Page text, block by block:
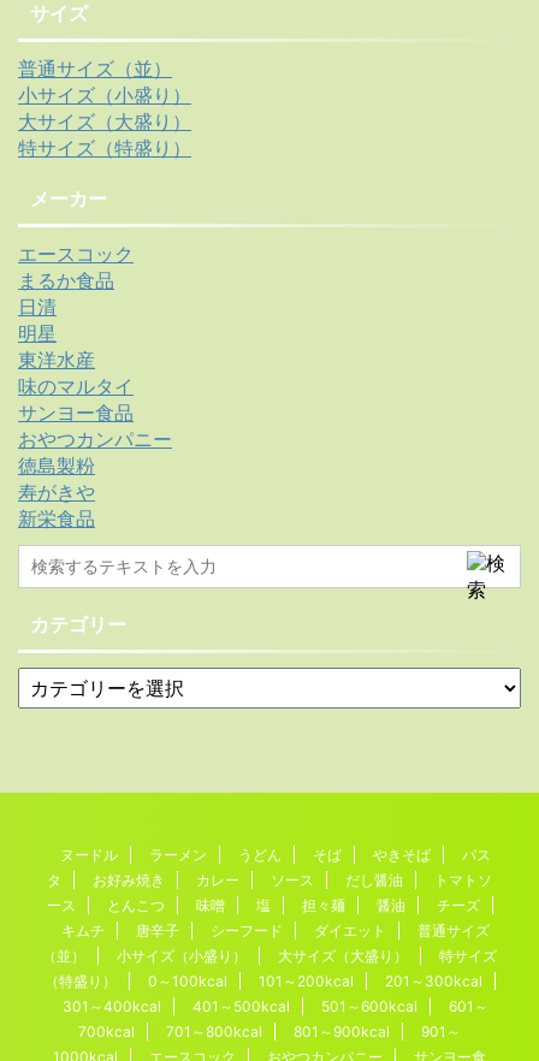
サイズ
普通サイズ（並）
小サイズ（小盛り）
大サイズ（大盛り）
特サイズ（特盛り）
メーカー
エースコック
まるか食品
日清
明星
東洋水産
味のマルタイ
サンヨー食品
おやつカンパニー
徳島製粉
寿がきや
新栄食品
カテゴリー
ヌードル ラーメン うどん そば やきそば
パス
タ
お好み焼き カレー ソース だし醤油
トマトソ
ース
とんこつ 味噌 塩 担々麺 醤油
チーズ
キムチ
唐辛子 シーフード ダイエット
普通サイズ
（並）
小サイズ（小盛り） 大サイズ（大盛り）
特サイズ
（特盛り）
0～100kcal 101～200kcal
201～300kcal
301～400kcal
401～500kcal 501～600kcal
601～
700kcal
701～800kcal 801～900kcal
901～
1000kcal
エースコック おやつカンパニー サンヨー食